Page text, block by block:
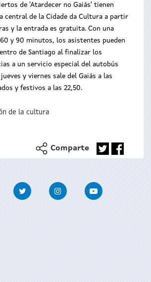
de 'Atardecer no Gaiás' tienen
central de la Cidade da Cultura a partir
y la entrada es gratuita. Con una
y 90 minutos, los asistentes pueden
de Santiago al finalizar los
a un servicio especial del autobús
y viernes sale del Gaiás a las
y festivos a las 22,50.
de la cultura
Comparte
Twitter InstagramYoutube